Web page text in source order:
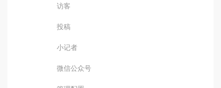
访客
投稿
小记者
微信公众号